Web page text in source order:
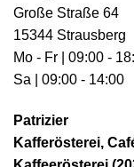
Große Straße 64
15344 Strausberg
Mo - Fr | 09:00 -
Sa | 09:00 - 14:00
Patrizier
Kafferösterei,